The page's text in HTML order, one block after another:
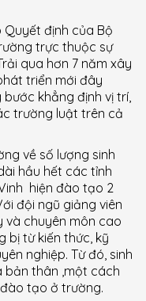
định của Bộ
trực thuộc sự
qua hơn 7 năm xây
triển mới đây
khẳng định vị trí,
trường luật trên cả
về số lượng sinh
hầu hết các tỉnh
hiện đào tạo 2
đội ngũ giảng viên
và chuyên môn cao
bị từ kiến thức, kỹ
nghiệp. Từ đó, sinh
bản thân ,một cách
tạo ở trường.